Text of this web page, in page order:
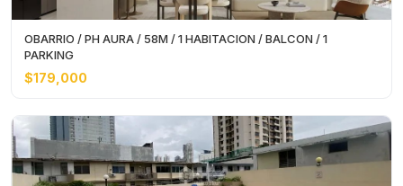
OBARRIO / PH AURA / 58M / 1 HABITACION / BALCON / 1
PARKING
$179,000